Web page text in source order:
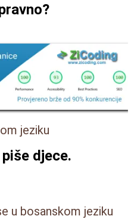
jeziku
djece.
u bosanskom jeziku